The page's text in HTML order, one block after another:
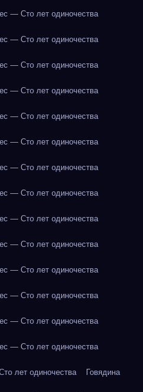
— Сто лет одиночества
— Сто лет одиночества
— Сто лет одиночества
— Сто лет одиночества
— Сто лет одиночества
— Сто лет одиночества
— Сто лет одиночества
— Сто лет одиночества
— Сто лет одиночества
— Сто лет одиночества
— Сто лет одиночества
— Сто лет одиночества
— Сто лет одиночества
— Сто лет одиночества
лет одиночества Говядина